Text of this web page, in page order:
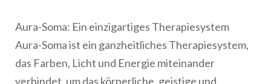
Aura-Soma: Ein einzigartiges Therapiesystem
Aura-Soma ist ein ganzheitliches Therapiesystem,
das Farben, Licht und Energie miteinander
verbindet, um das körperliche, geistige und